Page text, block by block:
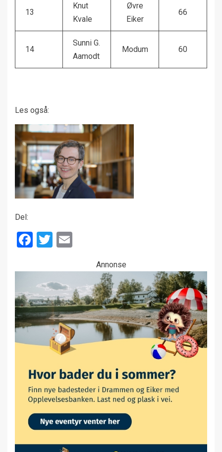
13
Knut
Kvale
Øvre
Eiker
66
14
Sunni G.
Aamodt
Modum 60
Les også:
Del:
Facebook
Twitter
Annonse